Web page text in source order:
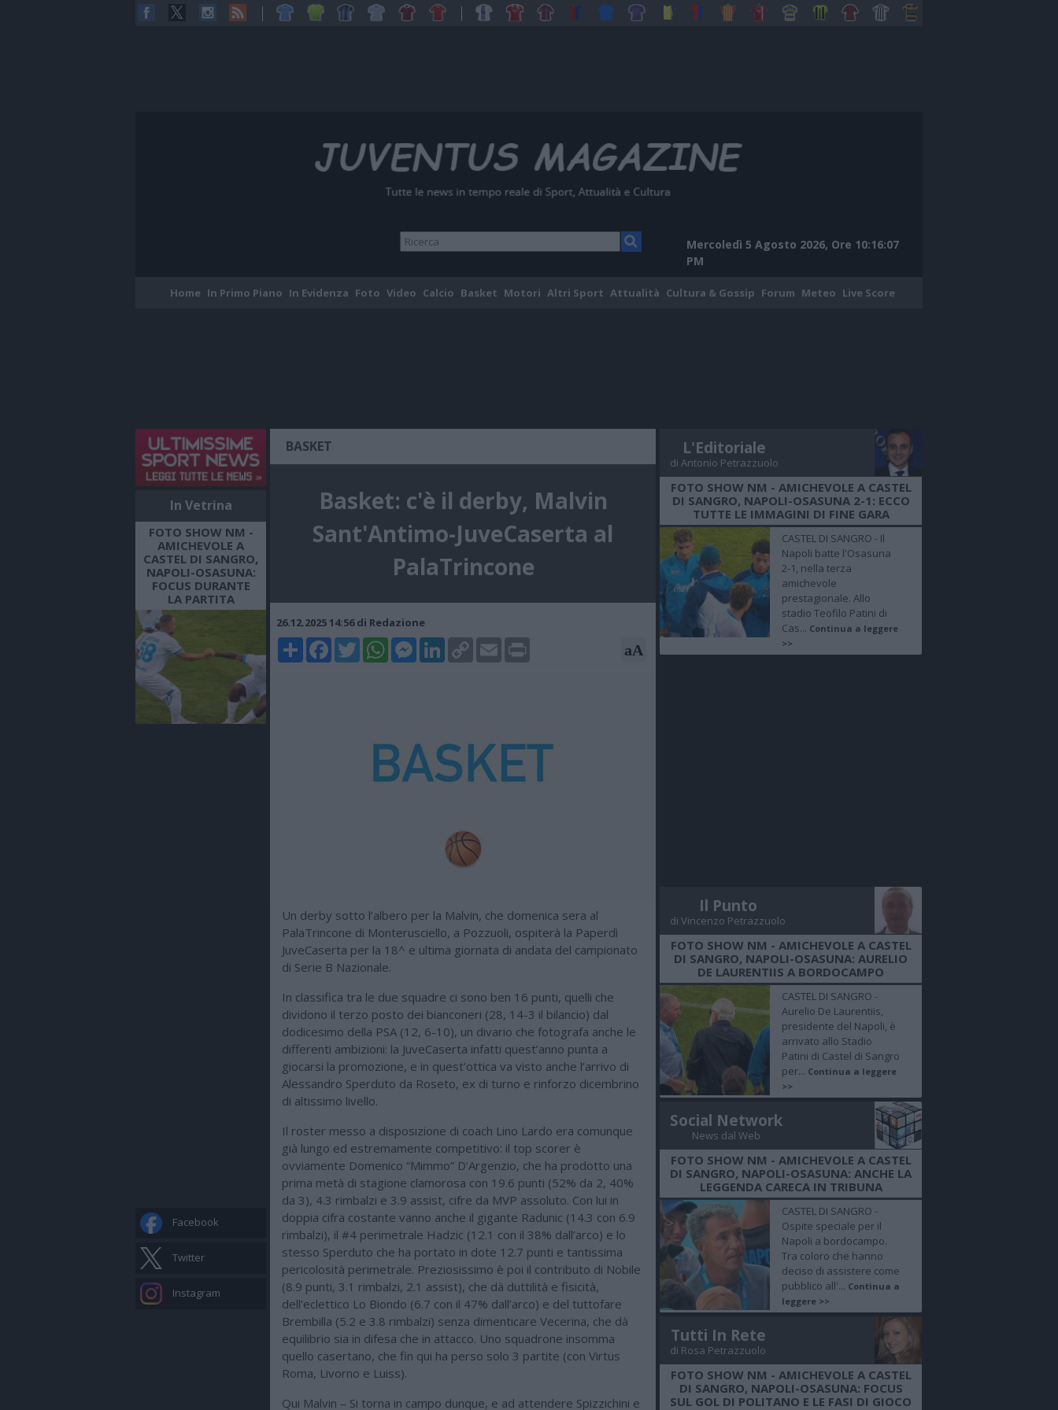
Mercoledì 5 Agosto 2026, Ore 10:16:08
PM
Home In Primo Piano In Evidenza Foto Video Calcio Basket Motori Altri Sport Attualità Cultura & Gossip Forum Meteo Live Score
In Vetrina
FOTO SHOW NM -
AMICHEVOLE A
CASTEL DI SANGRO,
NAPOLI-OSASUNA:
FOCUS DURANTE
LA PARTITA
Facebook
Twitter
Instagram
BASKET
Basket: c'è il derby, Malvin
Sant'Antimo-JuveCaserta al
PalaTrincone
26.12.2025 14:56 di Redazione
ShareFacebookTwitterWhatsAppMessenger
LinkedIn
Copy
Link
Email Print aA
Un derby sotto l’albero per la Malvin, che domenica sera al
PalaTrincone di Monterusciello, a Pozzuoli, ospiterà la Paperdì
JuveCaserta per la 18^ e ultima giornata di andata del campionato
di Serie B Nazionale.
In classifica tra le due squadre ci sono ben 16 punti, quelli che
dividono il terzo posto dei bianconeri (28, 14-3 il bilancio) dal
dodicesimo della PSA (12, 6-10), un divario che fotografa anche le
differenti ambizioni: la JuveCaserta infatti quest’anno punta a
giocarsi la promozione, e in quest’ottica va visto anche l’arrivo di
Alessandro Sperduto da Roseto, ex di turno e rinforzo dicembrino
di altissimo livello.
Il roster messo a disposizione di coach Lino Lardo era comunque
già lungo ed estremamente competitivo: il top scorer è
ovviamente Domenico “Mimmo” D’Argenzio, che ha prodotto una
prima metà di stagione clamorosa con 19.6 punti (52% da 2, 40%
da 3), 4.3 rimbalzi e 3.9 assist, cifre da MVP assoluto. Con lui in
doppia cifra costante vanno anche il gigante Radunic (14.3 con 6.9
rimbalzi), il #4 perimetrale Hadzic (12.1 con il 38% dall’arco) e lo
stesso Sperduto che ha portato in dote 12.7 punti e tantissima
pericolosità perimetrale. Preziosissimo è poi il contributo di Nobile
(8.9 punti, 3.1 rimbalzi, 2.1 assist), che dà duttilità e fisicità,
dell’eclettico Lo Biondo (6.7 con il 47% dall’arco) e del tuttofare
Brembilla (5.2 e 3.8 rimbalzi) senza dimenticare Vecerina, che dà
equilibrio sia in difesa che in attacco. Uno squadrone insomma
quello casertano, che fin qui ha perso solo 3 partite (con Virtus
Roma, Livorno e Luiss).
Qui Malvin – Si torna in campo dunque, e ad attendere Spizzichini e
L'Editoriale
di Antonio Petrazzuolo
FOTO SHOW NM - AMICHEVOLE A CASTEL
DI SANGRO, NAPOLI-OSASUNA 2-1: ECCO
TUTTE LE IMMAGINI DI FINE GARA
CASTEL DI SANGRO - Il
Napoli batte l'Osasuna
2-1, nella terza
amichevole
prestagionale. Allo
stadio Teofilo Patini di
Cas... Continua a leggere
>>
Il Punto
di Vincenzo Petrazzuolo
FOTO SHOW NM - AMICHEVOLE A CASTEL
DI SANGRO, NAPOLI-OSASUNA: AURELIO
DE LAURENTIIS A BORDOCAMPO
CASTEL DI SANGRO -
Aurelio De Laurentiis,
presidente del Napoli, è
arrivato allo Stadio
Patini di Castel di Sangro
per... Continua a leggere
>>
Social Network
News dal Web
FOTO SHOW NM - AMICHEVOLE A CASTEL
DI SANGRO, NAPOLI-OSASUNA: ANCHE LA
LEGGENDA CARECA IN TRIBUNA
CASTEL DI SANGRO -
Ospite speciale per il
Napoli a bordocampo.
Tra coloro che hanno
deciso di assistere come
pubblico all'... Continua a
leggere >>
Tutti In Rete
di Rosa Petrazzuolo
FOTO SHOW NM - AMICHEVOLE A CASTEL
DI SANGRO, NAPOLI-OSASUNA: FOCUS
SUL GOL DI POLITANO E LE FASI DI GIOCO